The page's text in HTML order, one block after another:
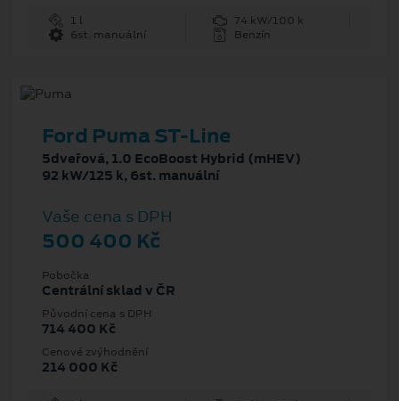
1 l
74 kW/100 k
6st. manuální
Benzín
Ford Puma ST-Line
5dveřová, 1.0 EcoBoost Hybrid (mHEV)
92 kW/125 k, 6st. manuální
Vaše cena s DPH
500 400 Kč
Pobočka
Centrální sklad v ČR
Původní cena s DPH
714 400 Kč
Cenové zvýhodnění
214 000 Kč